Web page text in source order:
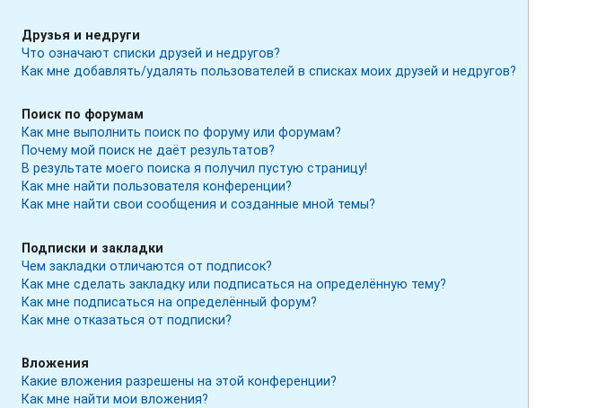
Друзья и недруги
Что означают списки друзей и недругов?
Как мне добавлять/удалять пользователей в списках моих друзей и недругов?
Поиск по форумам
Как мне выполнить поиск по форуму или форумам?
Почему мой поиск не даёт результатов?
В результате моего поиска я получил пустую страницу!
Как мне найти пользователя конференции?
Как мне найти свои сообщения и созданные мной темы?
Подписки и закладки
Чем закладки отличаются от подписок?
Как мне сделать закладку или подписаться на определённую тему?
Как мне подписаться на определённый форум?
Как мне отказаться от подписки?
Вложения
Какие вложения разрешены на этой конференции?
Как мне найти мои вложения?